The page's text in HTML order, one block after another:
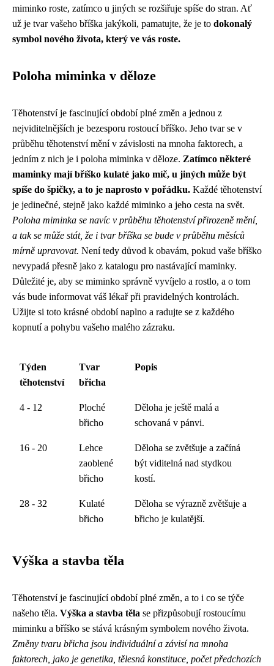
miminko roste, zatímco u jiných se rozšiřuje spíše do stran. Ať
už je tvar vašeho bříška jakýkoli, pamatujte, že je to dokonalý
symbol nového života, který ve vás roste.
Poloha miminka v děloze
Těhotenství je fascinující období plné změn a jednou z
nejviditelnějších je bezesporu rostoucí bříško. Jeho tvar se v
průběhu těhotenství mění v závislosti na mnoha faktorech, a
jedním z nich je i poloha miminka v děloze. Zatímco některé
maminky mají bříško kulaté jako míč, u jiných může být
spíše do špičky, a to je naprosto v pořádku. Každé těhotenství
je jedinečné, stejně jako každé miminko a jeho cesta na svět.
Poloha miminka se navíc v průběhu těhotenství přirozeně mění,
a tak se může stát, že i tvar bříška se bude v průběhu měsíců
mírně upravovat. Není tedy důvod k obavám, pokud vaše bříško
nevypadá přesně jako z katalogu pro nastávající maminky.
Důležité je, aby se miminko správně vyvíjelo a rostlo, a o tom
vás bude informovat váš lékař při pravidelných kontrolách.
Užijte si toto krásné období naplno a radujte se z každého
kopnutí a pohybu vašeho malého zázraku.
Týden
těhotenství
Tvar
břicha
Popis
4 - 12
Ploché
břicho
Děloha je ještě malá a
schovaná v pánvi.
16 - 20
Lehce
zaoblené
břicho
Děloha se zvětšuje a začíná
být viditelná nad stydkou
kostí.
28 - 32
Kulaté
břicho
Děloha se výrazně zvětšuje a
břicho je kulatější.
Výška a stavba těla
Těhotenství je fascinující období plné změn, a to i co se týče
našeho těla. Výška a stavba těla se přizpůsobují rostoucímu
miminku a bříško se stává krásným symbolem nového života.
Změny tvaru břicha jsou individuální a závisí na mnoha
faktorech, jako je genetika, tělesná konstituce, počet předchozích